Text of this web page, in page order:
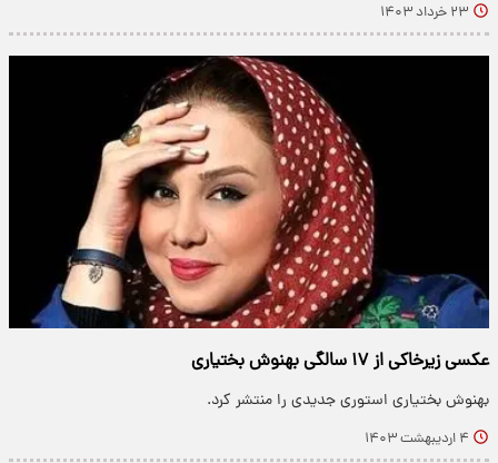
۲۳ خرداد ۱۴۰۳
عکسی زیرخاکی از ۱۷ سالگی بهنوش بختیاری
بهنوش بختیاری استوری جدیدی را منتشر کرد.
۴ اردیبهشت ۱۴۰۳